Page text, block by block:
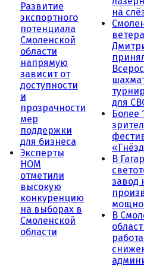
Развитие
экспортного
потенциала
Смоленской
области
напрямую
зависит от
доступности
и
прозрачности
мер
поддержки
для бизнеса
Эксперты
НОМ
отметили
высокую
конкуренцию
на выборах в
Смоленской
области
на
для
Более
В
завод
В